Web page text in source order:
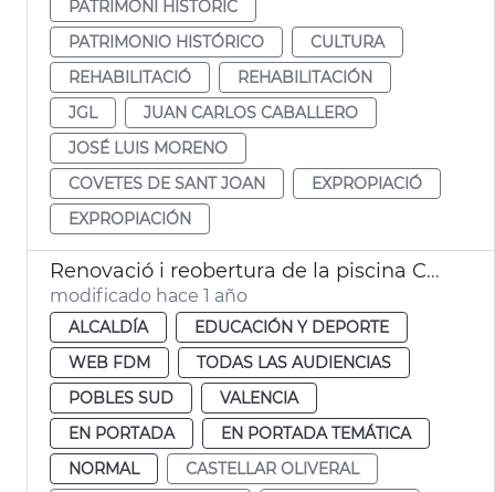
PATRIMONI HISTÒRIC
PATRIMONIO HISTÓRICO
CULTURA
REHABILITACIÓ
REHABILITACIÓN
JGL
JUAN CARLOS CABALLERO
JOSÉ LUIS MORENO
COVETES DE SANT JOAN
EXPROPIACIÓ
EXPROPIACIÓN
Renovació i reobertura de la piscina Castellar després de la dana
modificado hace 1 año
ALCALDÍA
EDUCACIÓN Y DEPORTE
WEB FDM
TODAS LAS AUDIENCIAS
POBLES SUD
VALENCIA
EN PORTADA
EN PORTADA TEMÁTICA
NORMAL
CASTELLAR OLIVERAL